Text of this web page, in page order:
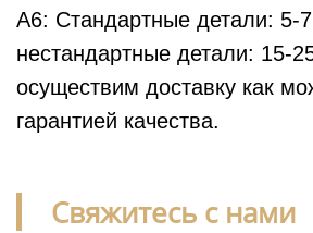
A6: Стандартные детали: 5-
нестандартные детали: 15-
осуществим доставку как
гарантией качества.
Свяжитесь с нами